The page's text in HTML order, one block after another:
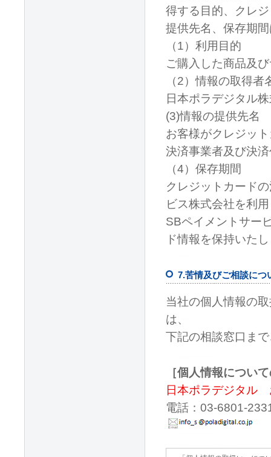
得する目的、クレ
提供先名、保存期
（1）利用目的
ご購入した商品及
（2）情報の取得者
日本ポラデジタル
(3)情報の提供先名
お客様がクレジッ
決済事業者及び決
（4）保存期間
クレジットカード
ビス株式会社を利
SBペイメントサー
ド情報を保持いた
7.苦情及びご相談につ
当社の個人情報の
は、
下記の相談窓口ま
［個人情報につい
日本ポラデジタル
電話：03-6801-